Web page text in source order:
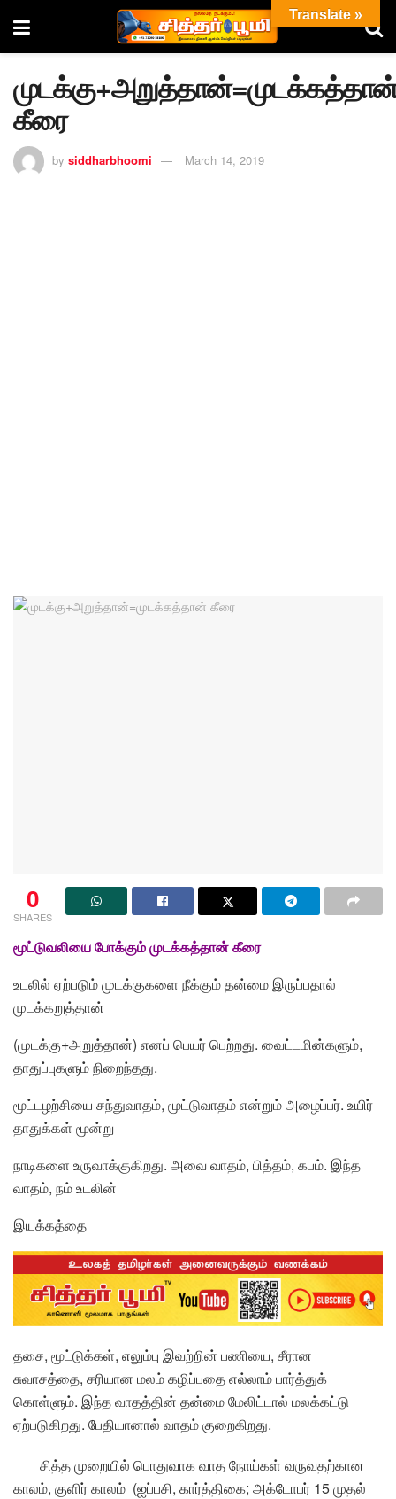
கீரை
by siddharbhoomi March 14, 2019
0
SHARES
மூட்டுவலியை போக்கும் முடக்கத்தான் கீரை
உடலில் ஏற்படும் முடக்குகளை நீக்கும் தன்மை இருப்பதால்
முடக்கறுத்தான்
(முடக்கு+அறுத்தான்) எனப் பெயர் பெற்றது. வைட்டமின்களும்,
தாதுப்புகளும் நிறைந்தது.
மூட்டழற்சியை சந்துவாதம், மூட்டுவாதம் என்றும் அழைப்பர். உயிர்
தாதுக்கள் மூன்று
நாடிகளை உருவாக்குகிறது. அவை வாதம், பித்தம், கபம். இந்த
வாதம், நம் உடலின்
இயக்கத்தை
தசை, மூட்டுக்கள், எலும்பு இவற்றின் பணியை, சீரான
சுவாசத்தை, சரியான மலம் கழிப்பதை எல்லாம் பார்த்துக்
கொள்ளும். இந்த வாதத்தின் தன்மை மேலிட்டால் மலக்கட்டு
ஏற்படுகிறது. பேதியானால் வாதம் குறைகிறது.
சித்த முறையில் பொதுவாக வாத நோய்கள் வருவதற்கான
காலம், குளிர் காலம் (ஐப்பசி, கார்த்திகை; அக்டோபர் 15 முதல்
Translate »